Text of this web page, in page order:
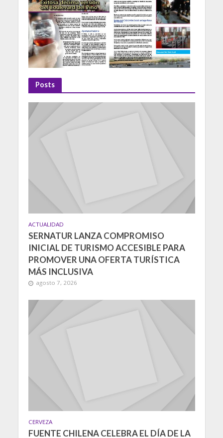
Posts
ACTUALIDAD
SERNATUR LANZA COMPROMISO
INICIAL DE TURISMO ACCESIBLE PARA
PROMOVER UNA OFERTA TURÍSTICA
MÁS INCLUSIVA
agosto 7, 2026
CERVEZA
FUENTE CHILENA CELEBRA EL DÍA DE LA